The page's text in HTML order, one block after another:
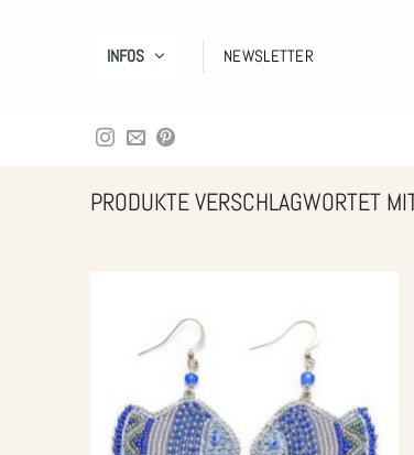
INFOS NEWSLETTER
PRODUKTE VERSCHLAGWORTET